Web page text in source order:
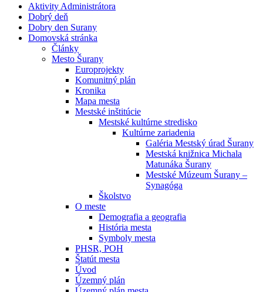
Aktivity Administrátora
Dobrý deň
Dobry den Surany
Domovská stránka
Články
Mesto Šurany
Europrojekty
Komunitný plán
Kronika
Mapa mesta
Mestské inštitúcie
Mestské kultúrne stredisko
Kultúrne zariadenia
Galéria Mestský úrad Šurany
Mestská knižnica Michala
Matunáka Šurany
Mestské Múzeum Šurany –
Synagóga
Školstvo
O meste
Demografia a geografia
História mesta
Symboly mesta
PHSR, POH
Štatút mesta
Úvod
Územný plán